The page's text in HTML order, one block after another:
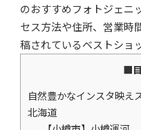
のおすすめフォトジェニ
セス方法や住所、営業
稿されているベストショ
■
自然豊かなインスタ映え
北海道